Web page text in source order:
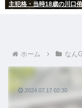
主犯格・当時18歳の川口
ホーム なんG
2024.07.17 02:30